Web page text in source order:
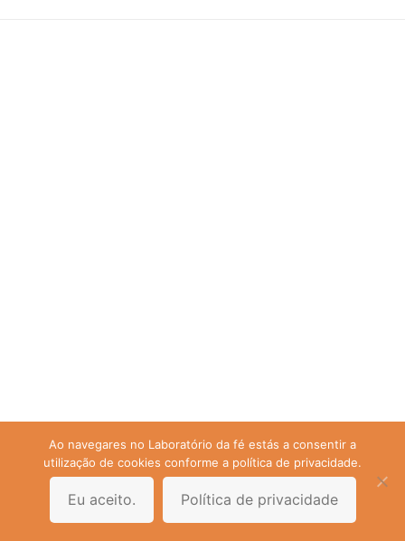
Ao navegares no Laboratório da fé estás a consentir a
utilização de cookies conforme a política de privacidade.
Eu aceito. Política de privacidade